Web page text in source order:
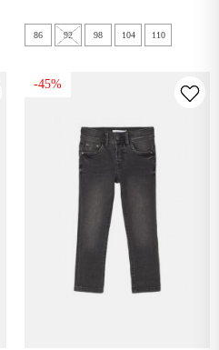
86 92 98 104 110
-45%